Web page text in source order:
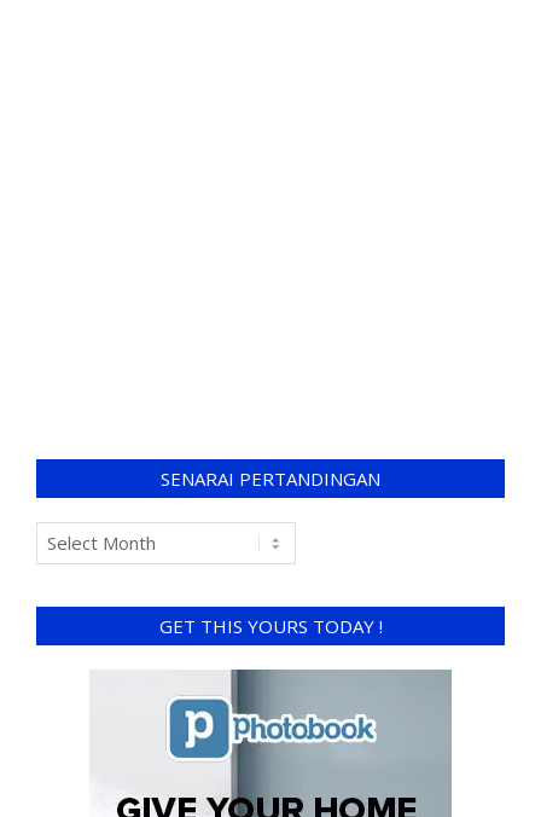
SENARAI PERTANDINGAN
GET THIS YOURS TODAY !